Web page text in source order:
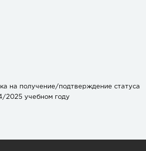
на получение/подтверждение статуса
2025 учебном году